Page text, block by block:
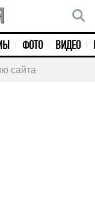
ФОТО ВИДЕО
сайта